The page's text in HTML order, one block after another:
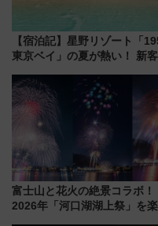
【宿泊記】星野リゾート「
東京ベイ」の夏が熱い！ 新
メリカングルメ＆絶品スイー
を満喫（千葉県浦安市）
富士山と花火の絶景コラボ！
2026年「河口湖湖上祭」を